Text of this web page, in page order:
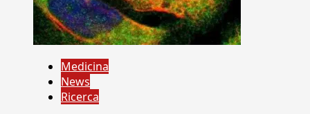
Medicina
News
Ricerca